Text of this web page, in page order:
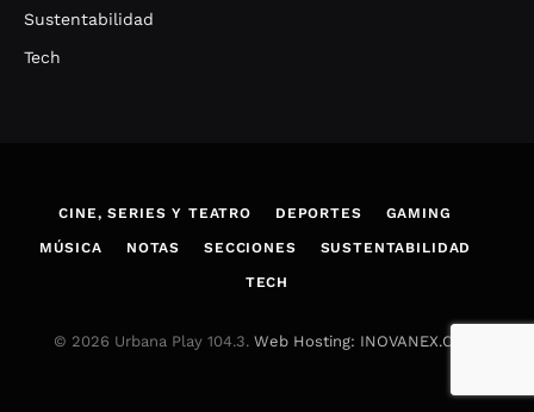
Sustentabilidad
Tech
CINE, SERIES Y TEATRO DEPORTES GAMING
MÚSICA NOTAS SECCIONES SUSTENTABILIDAD
TECH
© 2026 Urbana Play 104.3. Web Hosting: INOVANEX.COM